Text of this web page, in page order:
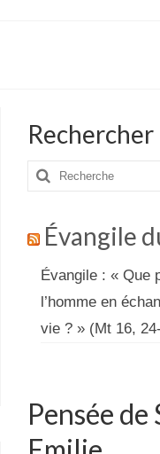
Rechercher
Rechercher
:
Évangile
Évangile : « Que
l’homme en
vie ? » (Mt 16,
Pensée de